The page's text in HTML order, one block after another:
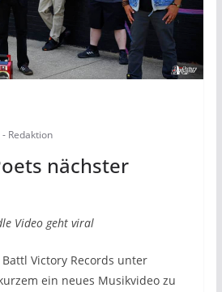
- Redaktion
nächster
Video geht viral
Victory Records unter
ein neues Musikvideo zu